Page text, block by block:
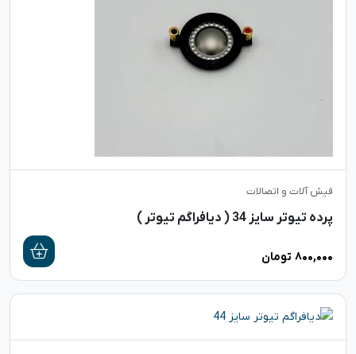
فیش آلات و اتصالات
پرده تیوتر سایز 34 ( دیافراگم تیوتر )
۸۰۰,۰۰۰ تومان